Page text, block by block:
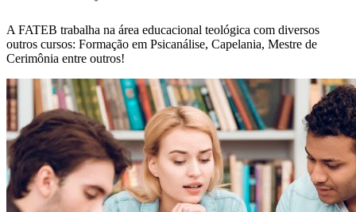
A FATEB trabalha na área educacional teológica com diversos
outros cursos: Formação em Psicanálise, Capelania, Mestre de
Cerimônia entre outros!